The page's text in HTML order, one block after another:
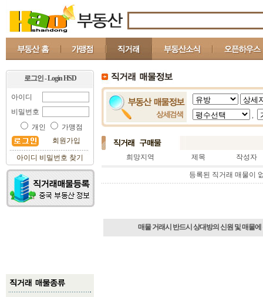
로그인 - Login HSD
아이디
비밀번호
개인
가맹점
회원가입
아이디 비밀번호 찾기
,
희망지역 제목 작성자
등록된 직거래 매물이
매물 거래시 반드시 상대방의 신원 및 매물